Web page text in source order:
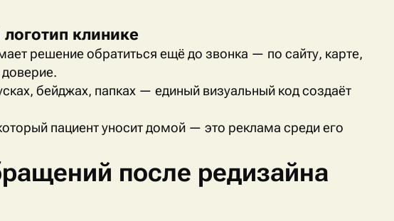
клинике
решение обратиться ещё до звонка — по сайту, карте,
бейджах, папках — единый визуальный код создаёт
пациент уносит домой — это реклама среди его
после редизайна